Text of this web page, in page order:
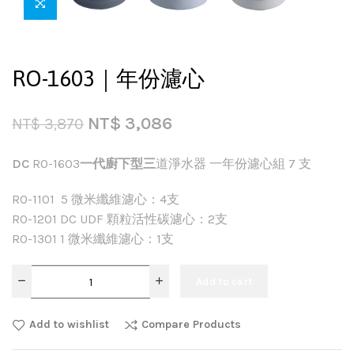
RO-1603｜年份濾心
NT$3,870 NT$ 3,086
DC RO-1603一代廚下型三道淨水器 一年份濾心組 7 支
RO-1101 5 微米纖維濾心：4支
RO-1201 DC UDF 顆粒活性碳濾心：2支
RO-1301 1 微米纖維濾心：1支
Add to wishlist Compare Products